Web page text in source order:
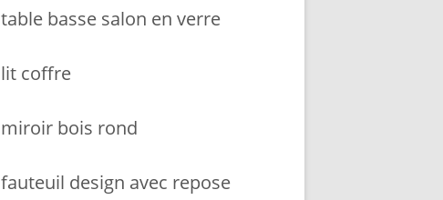
table basse salon en verre
lit coffre
miroir bois rond
fauteuil design avec repose